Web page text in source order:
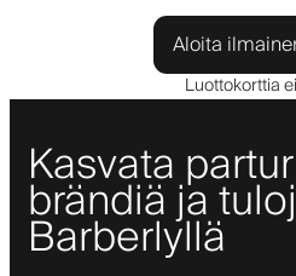
Aloita
Luottokorttia
Kasvata
brändiä ja
Barberlyllä